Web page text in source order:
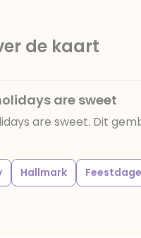
de kaart
are sweet
are sweet. Dit
Hallmark